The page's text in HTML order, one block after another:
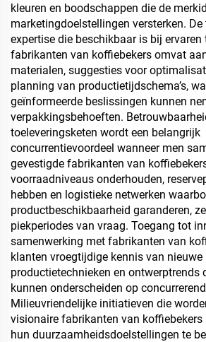
kleuren en boodschappen die de
marketingdoelstellingen versterken.
expertise die beschikbaar is bij ervaren
fabrikanten van koffiebekers omvat
materialen, suggesties voor
planning van productietijdschema’s,
geïnformeerde beslissingen kunnen
verpakkingsbehoeften.
toeleveringsketen wordt een belangrijk
concurrentievoordeel wanneer men
gevestigde fabrikanten van
voorraadniveaus onderhouden,
hebben en logistieke netwerken
productbeschikbaarheid garanderen,
piekperiodes van vraag. Toegang tot
samenwerking met fabrikanten van
klanten vroegtijdige kennis van nieuwe
productietechnieken en ontwerptrends
kunnen onderscheiden op
Milieuvriendelijke initiatieven die
visionaire fabrikanten van koffiebekers
hun duurzaamheidsdoelstellingen te